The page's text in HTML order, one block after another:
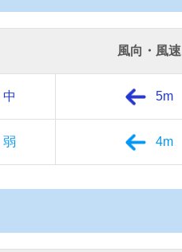
風向・風速
中 5m
弱 4m